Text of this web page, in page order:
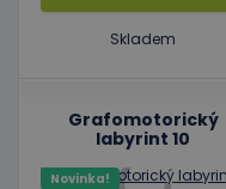
Skladem
Grafomotorický
labyrint 10
Novinka!